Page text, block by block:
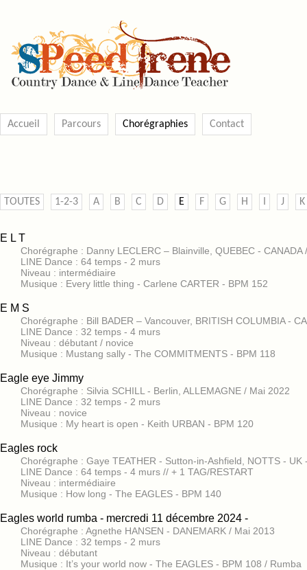
Accueil Parcours Chorégraphies Contact
TOUTES 1-2-3 A B C D E F G H J K
E L T
Chorégraphe : Danny LECLERC – Blainville, QUEBEC - CANADA
LINE Dance : 64 temps - 2 murs
Niveau : intermédiaire
Musique : Every little thing - Carlene CARTER - BPM 152
E M S
Chorégraphe : Bill BADER – Vancouver, BRITISH COLUMBIA -
LINE Dance : 32 temps - 4 murs
Niveau : débutant / novice
Musique : Mustang sally - The COMMITMENTS - BPM 118
Eagle eye Jimmy
Chorégraphe : Silvia SCHILL - Berlin, ALLEMAGNE / Mai 2022
LINE Dance : 32 temps - 2 murs
Niveau : novice
Musique : My heart is open - Keith URBAN - BPM 120
Eagles rock
Chorégraphe : Gaye TEATHER - Sutton-in-Ashfield, NOTTS - UK
LINE Dance : 64 temps - 4 murs // + 1 TAG/RESTART
Niveau : intermédiaire
Musique : How long - The EAGLES - BPM 140
Eagles world rumba - mercredi 11 décembre 2024 -
Chorégraphe : Agnethe HANSEN - DANEMARK / Mai 2013
LINE Dance : 32 temps - 2 murs
Niveau : débutant
Musique : It’s your world now - The EAGLES - BPM 108 / Rumba